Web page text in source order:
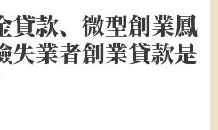
貸款、微型創業鳳
失業者創業貸款是